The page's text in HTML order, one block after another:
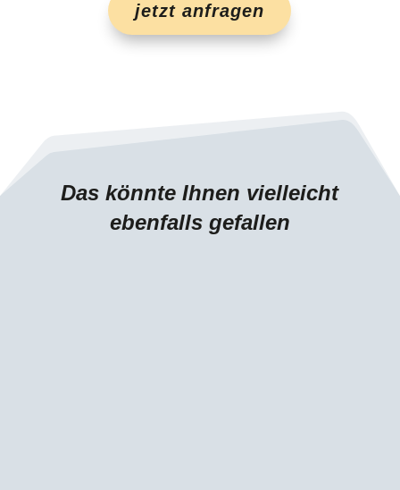
jetzt anfragen
Das könnte Ihnen vielleicht
ebenfalls gefallen